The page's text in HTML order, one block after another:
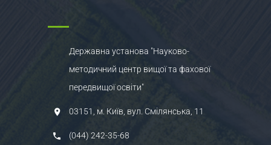
Державна установа "Науково-
методичний центр вищої та фахової
передвищої освіти"
03151, м. Київ, вул. Смілянська, 11
(044) 242-35-68